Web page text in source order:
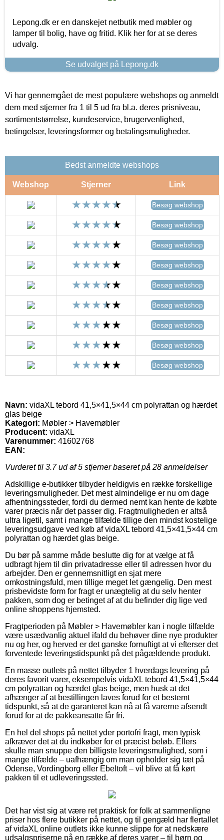
Lepong.dk er en danskejet netbutik med møbler og
lamper til bolig, have og fritid. Klik her for at se deres
udvalg.
Se udvalget på Lepong.dk
Vi har gennemgået de mest populære webshops og anmeldt
dem med stjerner fra 1 til 5 ud fra bl.a. deres prisniveau,
sortimentstørrelse, kundeservice, brugervenlighed,
betingelser, leveringsformer og betalingsmuligheder.
Bedst anmeldte webshops
Webshop Stjerner Link
Besøg webshop
Besøg webshop
Besøg webshop
Besøg webshop
Besøg webshop
Besøg webshop
Besøg webshop
Besøg webshop
Besøg webshop
Navn: vidaXL tebord 41,5×41,5×44 cm polyrattan og hærdet
glas beige
Kategori: Møbler > Havemøbler
Producent: vidaXL
Varenummer: 41602768
EAN:
Vurderet til 3.7ud af 5 stjerner baseret på 28 anmeldelser
Adskillige e-butikker tilbyder heldigvis en række forskellige
leveringsmuligheder. Det mest almindelige er nu om dage
afhentningssteder, fordi du dermed nemt kan hente de købte
varer præcis når det passer dig. Fragtmuligheden er altså
ultra ligetil, samt i mange tilfælde tillige den mindst kostelige
leveringsudgave ved køb af vidaXL tebord 41,5×41,5×44 cm
polyrattan og hærdet glas beige.
Du bør på samme måde beslutte dig for at vælge at få
udbragt hjem til din privatadresse eller til adressen hvor du
arbejder. Den er gennemsnitligt en sjat mere
omkostningsfuld, men tillige meget let gængelig. Den mest
prisbevidste form for fragt er unægtelig at du selv henter
pakken, som dog er betinget af at du befinder dig lige ved
online shoppens hjemsted.
Fragtperioden på Møbler > Havemøbler kan i nogle tilfælde
være usædvanlig aktuel ifald du behøver dine nye produkter
nu og her, og herved er det ganske fornuftigt at vi efterser det
forventede leveringstidspunkt på det pågældende produkt.
En masse outlets på nettet tilbyder 1 hverdags levering på
deres favorit varer, eksempelvis vidaXL tebord 41,5×41,5×44
cm polyrattan og hærdet glas beige, men husk at det
afhænger af at bestillingen laves forud for et bestemt
tidspunkt, så at de garanteret kan nå at få varerne afsendt
forud for at de pakkeansatte får fri.
En hel del shops på nettet yder portofri fragt, men typisk
afkræver det at du indkøber for et præcist beløb. Ellers
skulle man snuppe den billigste leveringsmulighed, som i
mange tilfælde – uafhængig om man opholder sig tæt på
Odense, Vordingborg eller Ebeltoft – vil blive at få kørt
pakken til et udleveringssted.
Det har vist sig at være ret praktisk for folk at sammenligne
priser hos flere butikker på nettet, og til gengæld har flertallet
af vidaXL online outlets ikke kunne slippe for at nedskære
udsalgspriserne på en række af deres varer – til børn og